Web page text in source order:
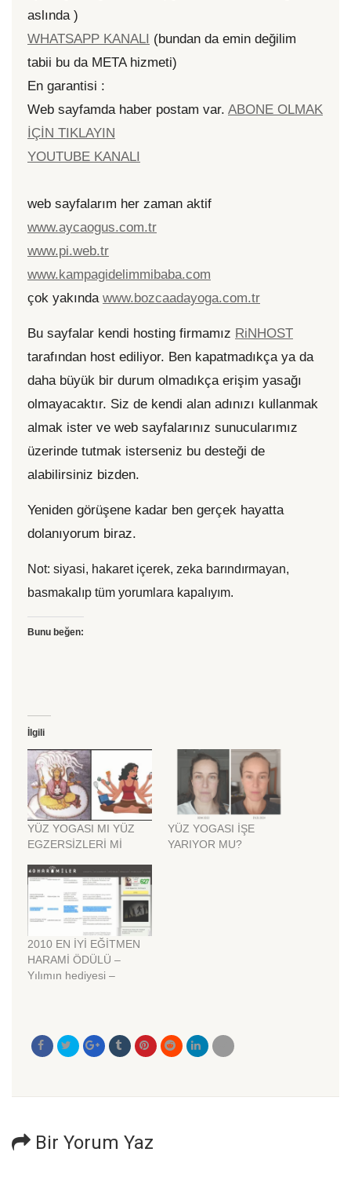
aslında )
WHATSAPP KANALI (bundan da emin değilim
tabii bu da META hizmeti)
En garantisi :
Web sayfamda haber postam var. ABONE OLMAK
İÇİN TIKLAYIN
YOUTUBE KANALI
web sayfalarım her zaman aktif
www.aycaogus.com.tr
www.pi.web.tr
www.kampagidelimmibaba.com
çok yakında www.bozcaadayoga.com.tr
Bu sayfalar kendi hosting firmamız RiNHOST
tarafından host ediliyor. Ben kapatmadıkça ya da
daha büyük bir durum olmadıkça erişim yasağı
olmayacaktır. Siz de kendi alan adınızı kullanmak
almak ister ve web sayfalarınız sunucularımız
üzerinde tutmak isterseniz bu desteği de
alabilirsiniz bizden.
Yeniden görüşene kadar ben gerçek hayatta
dolanıyorum biraz.
Not: siyasi, hakaret içerek, zeka barındırmayan,
basmakalıp tüm yorumlara kapalıyım.
Bunu beğen:
İlgili
YÜZ YOGASI MI YÜZ
EGZERSİZLERİ Mİ
YÜZ YOGASI İŞE
YARIYOR MU?
2010 EN İYİ EĞİTMEN
HARAMİ ÖDÜLÜ –
Yılımın hediyesi –
Bir Yorum Yaz